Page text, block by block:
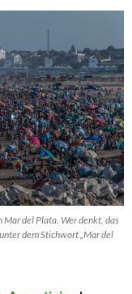
del Plata. Wer denkt, das
dem Stichwort „Mar del